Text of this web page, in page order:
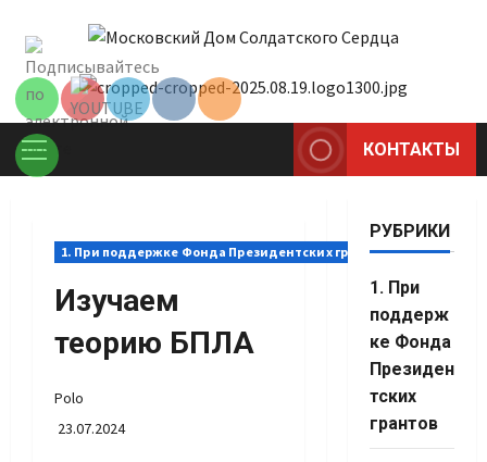
содержимому
Основное
КОНТАКТЫ
1. При поддержке Фонда Президентских грантов
Изучаем
теорию БПЛА
Polo
23.07.2024
РУБРИКИ
1. При
поддерж
ке Фонда
Президен
тских
грантов
Set Youtube
Channel ID